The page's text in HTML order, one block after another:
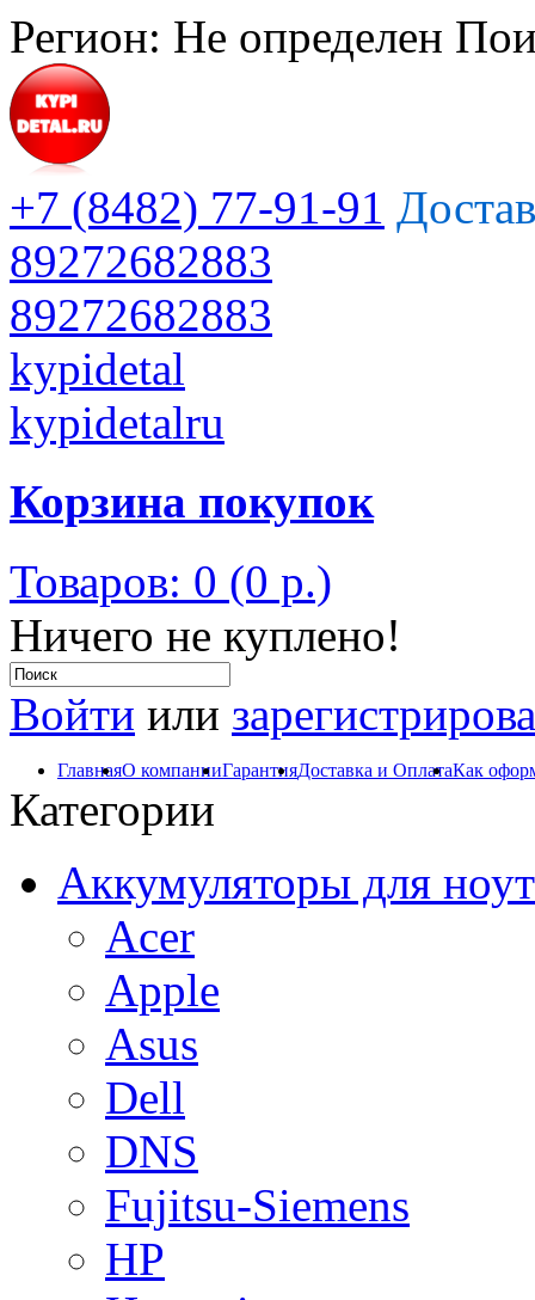
Регион: Не определен
+7 (8482) 77-91-91
89272682883
89272682883
kypidetal
kypidetalru
Корзина покупок
Товаров: 0 (0 р.)
Ничего не куплено!
Войти или
ГлавнаяО компанииГарантияДоставка и ОплатаКак
Категории
Аккумуляторы для
Acer
Apple
Asus
Dell
DNS
Fujitsu-Siemens
HP